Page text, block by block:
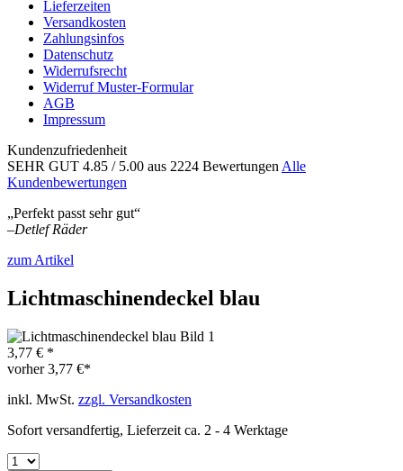
Lieferzeiten
Versandkosten
Zahlungsinfos
Datenschutz
Widerrufsrecht
Widerruf Muster-Formular
AGB
Impressum
Kundenzufriedenheit
SEHR GUT 4.85 / 5.00 aus 2224 Bewertungen Alle
Kundenbewertungen
„Perfekt passt sehr gut“
–Detlef Räder
zum Artikel
Lichtmaschinendeckel blau
3,77 € *
vorher3,77 €*
inkl. MwSt. zzgl. Versandkosten
Sofort versandfertig, Lieferzeit ca. 2 - 4 Werktage